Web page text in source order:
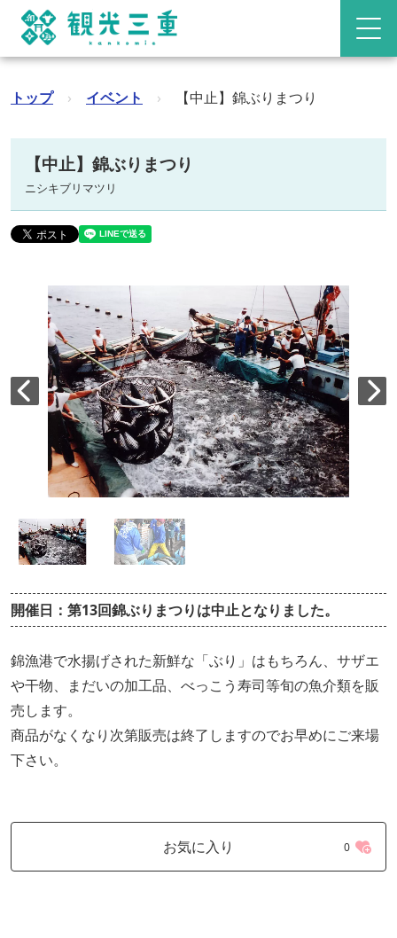
トップ › イベント › 【中止】錦ぶりまつり
【中止】錦ぶりまつり
ニシキブリマツリ
開催日：第13回錦ぶりまつりは中止となりました。
錦漁港で水揚げされた新鮮な「ぶり」はもちろん、サザエ
や干物、まだいの加工品、べっこう寿司等旬の魚介類を販
売します。
商品がなくなり次第販売は終了しますのでお早めにご来場
下さい。
お気に入り 0